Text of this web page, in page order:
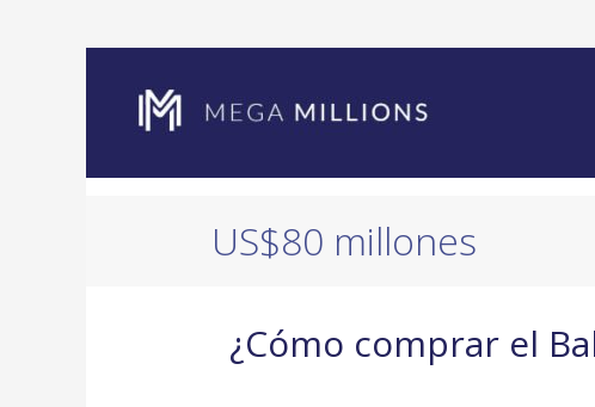
US$80 millones
¿Cómo comprar el